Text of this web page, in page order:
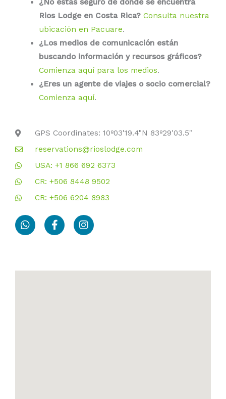
¿No estás seguro de dónde se encuentra
Rios Lodge en Costa Rica? Consulta nuestra
ubicación en Pacuare.
¿Los medios de comunicación están
buscando información y recursos gráficos?
Comienza aquí para los medios.
¿Eres un agente de viajes o socio comercial?
Comienza aquí.
GPS Coordinates: 10º03'19.4"N 83º29'03.5"
reservations@rioslodge.com
USA: +1 866 692 6373
CR: +506 8448 9502
CR: +506 6204 8983
W
h
a
F
a
o
I
n
g